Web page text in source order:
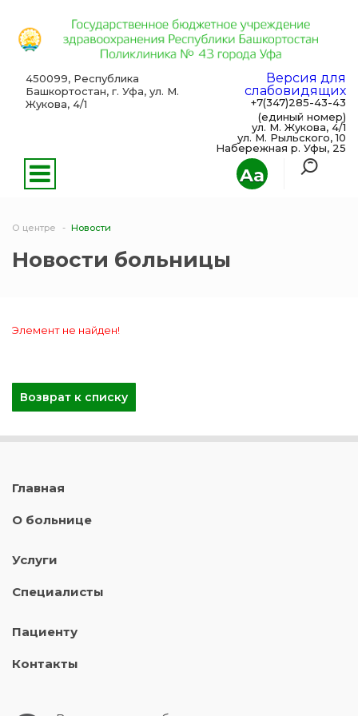
Aa
450099, Республика
Башкортостан, г. Уфа, ул. М.
Жукова, 4/1
Версия для
слабовидящих
+7(347)285-43-43
(единый номер)
ул. М. Жукова, 4/1
ул. М. Рыльского, 10
Набережная р. Уфы, 25
О центре Новости
Новости больницы
Элемент не найден!
Возврат к списку
Главная
О больнице
Услуги
Специалисты
Пациенту
Контакты